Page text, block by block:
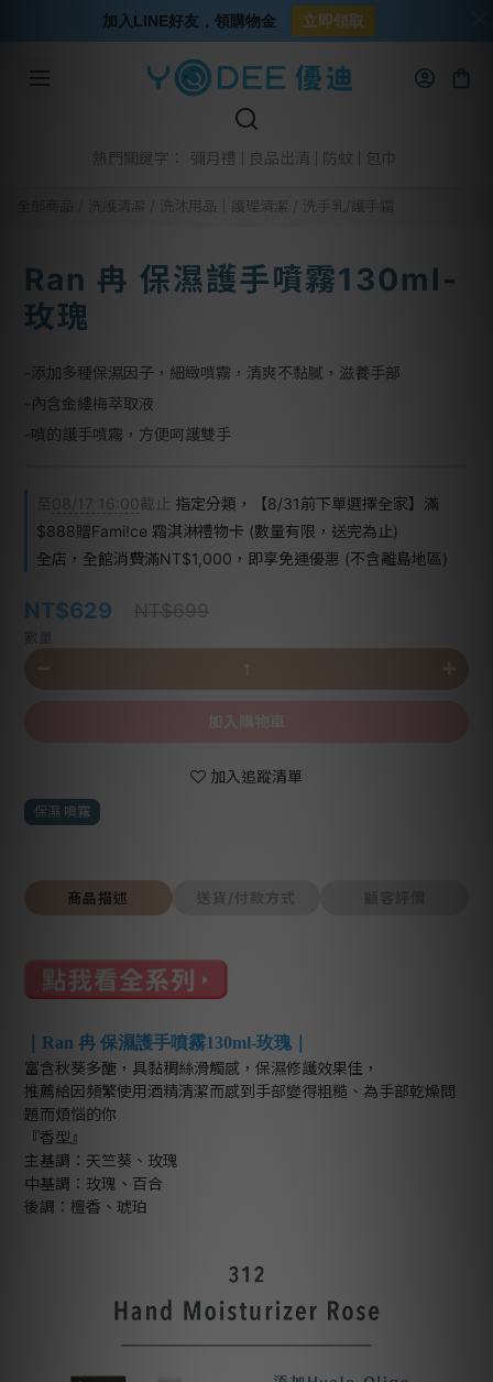
熱門關鍵字： 彌月禮 良品出清 防蚊
洗沐用品│護理清潔 洗手乳/護手霜
Ran 冉 保濕護手噴霧130ml-
玫瑰
-添加多種保濕因子，細緻噴霧，清爽不黏膩，滋養手部
-內含金縷梅萃取液
-噴的護手噴霧，方便呵護雙手
08/17 16:00截止 指定分類，【8/31前下單選擇全家】滿
$888贈Fami!ce 霜淇淋禮物卡 (數量有限，送完為止)
全店，全館消費滿NT$1,000，即享免運優惠 (不含離島地區)
NT$629 NT$699
加入追蹤清單
保濕 噴霧
商品描述 送貨/付款方式
｜Ran 冉 保濕護手噴霧130ml-玫瑰｜
富含秋葵多醣，具黏稠絲滑觸感，保濕修護效果佳，
推薦給因頻繁使用酒精清潔而感到手部變得粗糙、為手部乾燥問
題而煩惱的你
『香型』
主基調：天竺葵、玫瑰
中基調：玫瑰、百合
後調：檀香、琥珀
加入LINE好友，領購物金 立即領取